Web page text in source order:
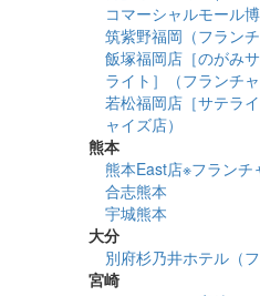
コマーシャルモール
筑紫野福岡（フランチ
飯塚福岡店［のがみ
ライト］（フランチャ
若松福岡店［サテラ
ャイズ店）
熊本
熊本East店※フランチ
合志熊本
宇城熊本
大分
別府杉乃井ホテル（
宮崎